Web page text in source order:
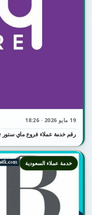
19 مايو 2026 · 18:26
رقم خدمة عملاء فروع ماي ستور mystore السعودية الموحد واتساب 1448
خدمة عملاء السعودية